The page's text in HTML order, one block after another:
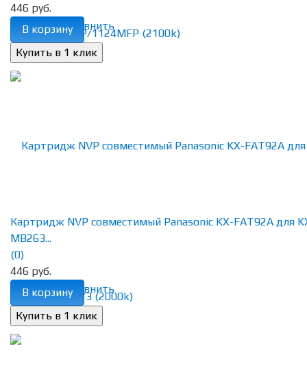
избранное сравнить
446 руб.
В корзину
избранное сравнить
Картридж NVP совместимый Panasonic KX-FAT92A для
MB263...
(0)
446 руб.
В корзину